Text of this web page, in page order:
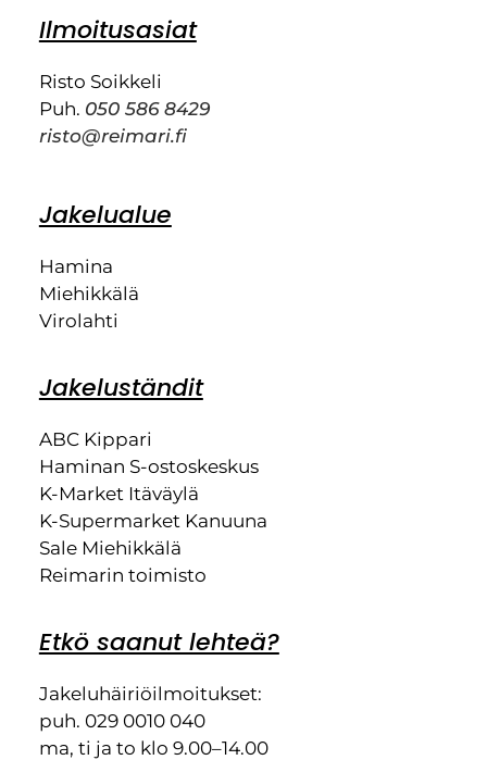
Ilmoitusasiat
Risto Soikkeli
Puh. 050 586 8429
risto@reimari.fi
Jakelualue
Hamina
Miehikkälä
Virolahti
Jakeluständit
ABC Kippari
Haminan S-ostoskeskus
K-Market Itäväylä
K-Supermarket Kanuuna
Sale Miehikkälä
Reimarin toimisto
Etkö saanut lehteä?
Jakeluhäiriöilmoitukset:
puh. 029 0010 040
ma, ti ja to klo 9.00–14.00